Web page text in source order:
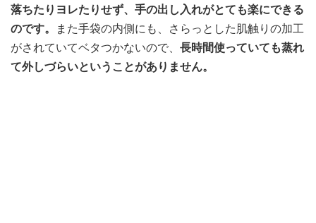
落ちたりヨレたりせず、手の出し入れがとても楽にできる
のです。
また手袋の内側にも、さらっとした肌触りの加工
がされていてベタつかないので、 長時間使っていても蒸れ
て外しづらいということがありません。